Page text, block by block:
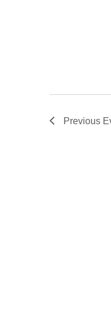
Previous